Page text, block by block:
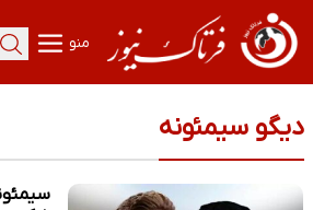
منو
دیگو سیمئونه